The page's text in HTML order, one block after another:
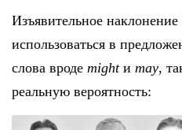
Изъявительное
использоваться в
слова вроде mightи may,
реальную вероятность: